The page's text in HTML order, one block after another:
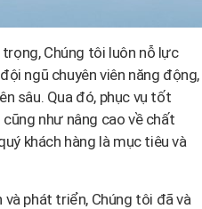
trọng, Chúng tôi luôn nỗ lực
ngũ chuyên viên năng động,
sâu. Qua đó, phục vụ tốt
như nâng cao về chất
khách hàng là mục tiêu và
phát triển, Chúng tôi đã và